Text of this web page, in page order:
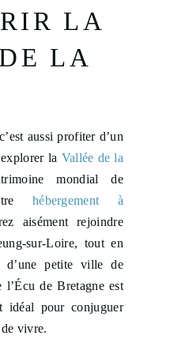
LA
LA
aussi profiter d’un
la Vallée de la
mondial de
hébergement à
aisément rejoindre
sur-Loire, tout en
d’une petite ville de
l’Écu de Bretagne est
idéal pour conjuguer
vivre.